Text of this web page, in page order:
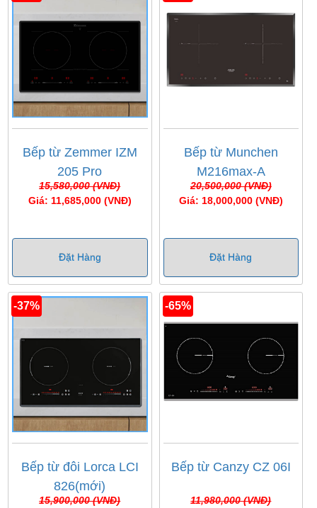
Bếp từ Zemmer IZM
205 Pro
15,580,000 (VNĐ)
Giá: 11,685,000 (VNĐ)
Đặt Hàng
Bếp từ Munchen
M216max-A
20,500,000 (VNĐ)
Giá: 18,000,000 (VNĐ)
Đặt Hàng
-37%
Bếp từ đôi Lorca LCI
826(mới)
15,900,000 (VNĐ)
-65%
Bếp từ Canzy CZ 06I
11,980,000 (VNĐ)